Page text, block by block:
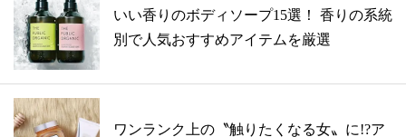
いい香りのボディソープ15選！ 香りの系統
別で人気おすすめアイテムを厳選
ワンランク上の〝触りたくなる女〟に!?ア